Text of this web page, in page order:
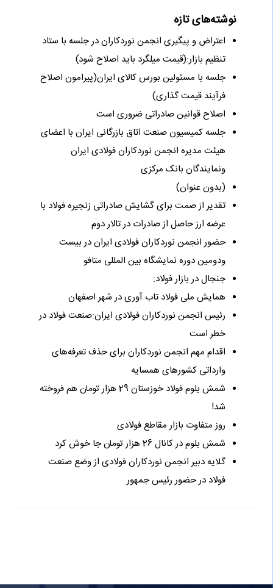
نوشته‌های تازه
اعتراض و پیگیری انجمن نوردکاران در جلسه با ستاد
تنظیم بازار:(قیمت میلگرد باید اصلاح شود)
جلسه با مسئولین بورس کالای ایران(پیرامون اصلاح
فرآیند قیمت گذاری)
اصلاح قوانین صادراتی ضروری است
جلسه کمیسیون صنعت اتاق بازرگانی ایران با اعضای
هیئت مدیره انجمن نوردکاران فولادی ایران
ونمایندگان بانک مرکزی
(بدون عنوان)
تقدیر از صمت برای گشایش صادراتی زنجیره فولاد با
عرضه ارز حاصل از صادرات در تالار دوم
حضور انجمن نوردکاران فولادی ایران در بیست
ودومین دوره نمایشگاه بین المللی متافو
جنجال در بازار فولاد:
همایش ملی فولاد تاب آوری در شهر اصفهان
رئیس انجمن نوردکاران فولادی ایران:صنعت فولاد در
خطر است
اقدام مهم انجمن نوردکاران برای حذف تعرفه‌های
وارداتی کشورهای همسایه
شمش بلوم فولاد خوزستان 29 هزار تومان هم فروخته
شد!
روز متفاوت بازار مقاطع فولادی
شمش بلوم در کانال 26 هزار تومان جا خوش کرد
گلایه دبیر انجمن نوردکاران فولادی از وضع صنعت
فولاد در حضور رئیس جمهور